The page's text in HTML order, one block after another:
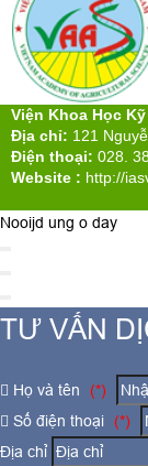
Viện Khoa Học
Địa chỉ: 121
Điện thoại: 028.
Website : http://
Nooijd ung o day
TƯ VẤN
Họ và tên
(*)
Số điện thoại
(*)
Địa chỉ